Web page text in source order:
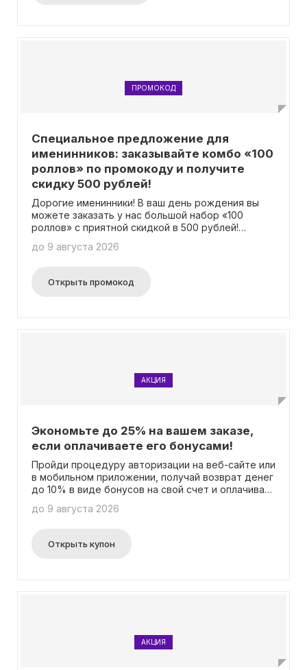
ПРОМОКОД
Специальное предложение для
именинников: заказывайте комбо «100
роллов» по промокоду и получите
скидку 500 рублей!
Дорогие именинники! В ваш день рождения вы
можете заказать у нас большой набор «100
роллов» с приятной скидкой в 500 рублей!
празднования, а также за 3 дня до и после этой
себя и гостей вкусными угощениями!
до 9 августа 2026
Открыть промокод
АКЦИЯ
Экономьте до 25% на вашем заказе,
если оплачиваете его бонусами!
Пройди процедуру авторизации на веб-сайте или
в мобильном приложении, получай возврат денег
до 10% в виде бонусов на свой счет и оплачивай
покупок! Не требуется ввод промокода.
до 9 августа 2026
Открыть купон
АКЦИЯ